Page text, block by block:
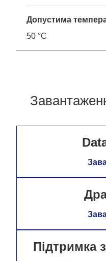
Допустима
50 °C
Підтримка